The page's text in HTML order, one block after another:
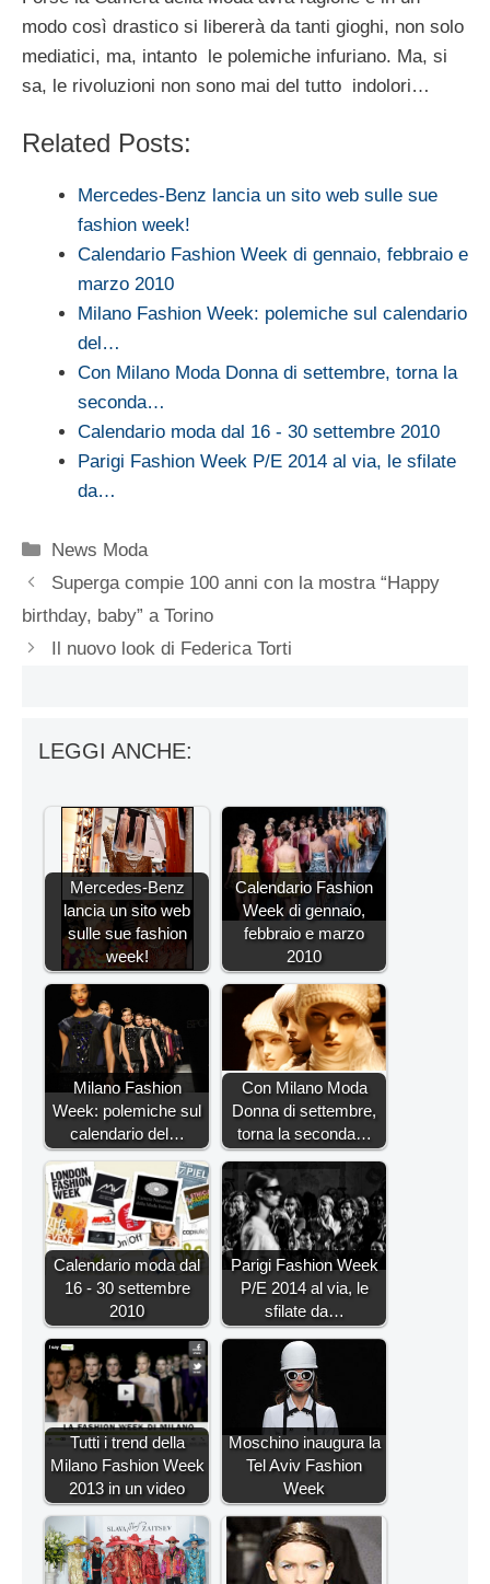
modo così drastico si libererà da tanti gioghi, non solo
mediatici, ma, intanto le polemiche infuriano. Ma, si
sa, le rivoluzioni non sono mai del tutto indolori…
Related Posts:
Mercedes-Benz lancia un sito web sulle sue
fashion week!
Calendario Fashion Week di gennaio, febbraio e
marzo 2010
Milano Fashion Week: polemiche sul calendario
del…
Con Milano Moda Donna di settembre, torna la
seconda…
Calendario moda dal 16 - 30 settembre 2010
Parigi Fashion Week P/E 2014 al via, le sfilate
da…
Categorie
News Moda
Superga compie 100 anni con la mostra “Happy
birthday, baby” a Torino
Il nuovo look di Federica Torti
LEGGI ANCHE:
Mercedes-Benz
lancia un sito web
sulle sue fashion
week!
Calendario Fashion
Week di gennaio,
febbraio e marzo
2010
Milano Fashion
Week: polemiche sul
calendario del…
Con Milano Moda
Donna di settembre,
torna la seconda…
Calendario moda dal
16 - 30 settembre
2010
Parigi Fashion Week
P/E 2014 al via, le
sfilate da…
Tutti i trend della
Milano Fashion Week
2013 in un video
Moschino inaugura la
Tel Aviv Fashion
Week